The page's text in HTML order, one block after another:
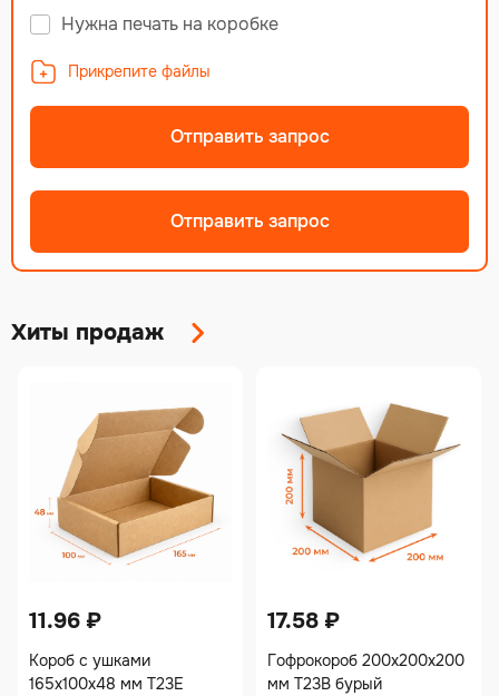
Нужна печать на коробке
Прикрепите файлы
Отправить запрос
Отправить запрос
Хиты продаж
11.96 ₽
Короб с ушками
165х100х48 мм Т23Е
17.58 ₽
Гофрокороб 200х200х200
мм Т23В бурый